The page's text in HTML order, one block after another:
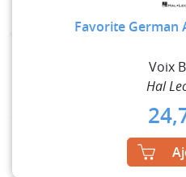
Favorite German
Voix
Hal